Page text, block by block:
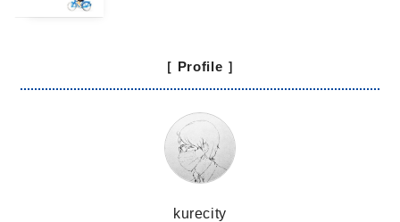
［ Profile ］
kurecity